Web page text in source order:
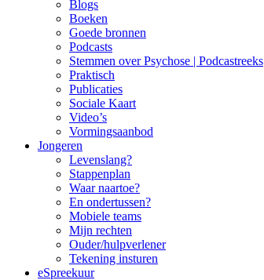
Blogs
Boeken
Goede bronnen
Podcasts
Stemmen over Psychose | Podcastreeks
Praktisch
Publicaties
Sociale Kaart
Video’s
Vormingsaanbod
Jongeren
Levenslang?
Stappenplan
Waar naartoe?
En ondertussen?
Mobiele teams
Mijn rechten
Ouder/hulpverlener
Tekening insturen
eSpreekuur